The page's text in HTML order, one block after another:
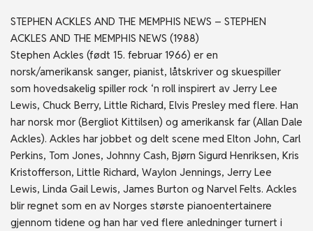
STEPHEN ACKLES AND THE MEMPHIS NEWS – STEPHEN
ACKLES AND THE MEMPHIS NEWS (1988)
Stephen Ackles (født 15. februar 1966) er en
norsk/amerikansk sanger, pianist, låtskriver og skuespiller
som hovedsakelig spiller rock ‘n roll inspirert av Jerry Lee
Lewis, Chuck Berry, Little Richard, Elvis Presley med flere. Han
har norsk mor (Bergliot Kittilsen) og amerikansk far (Allan Dale
Ackles). Ackles har jobbet og delt scene med Elton John, Carl
Perkins, Tom Jones, Johnny Cash, Bjørn Sigurd Henriksen, Kris
Kristofferson, Little Richard, Waylon Jennings, Jerry Lee
Lewis, Linda Gail Lewis, James Burton og Narvel Felts. Ackles
blir regnet som en av Norges største pianoentertainere
gjennom tidene og han har ved flere anledninger turnert i